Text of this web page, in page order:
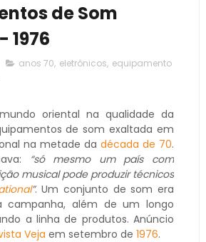
de Som
1976
anos 70, eletrônicos, equipamento
oriental na qualidade da
de som exaltada em
na metade dadécada de 70.
“só mesmo um país com
musical pode produzir técnicos
”. Um conjunto de som era
campanha, além de um longo
a linha de produtos. Anúncio
Veja em setembro de 1976.